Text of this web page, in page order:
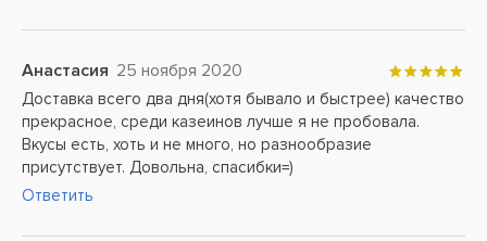
Анастасия 25 ноября 2020
Доставка всего два дня(хотя бывало и быстрее) качество
прекрасное, среди казеинов лучше я не пробовала.
Вкусы есть, хоть и не много, но разнообразие
присутствует. Довольна, спасибки=)
Ответить